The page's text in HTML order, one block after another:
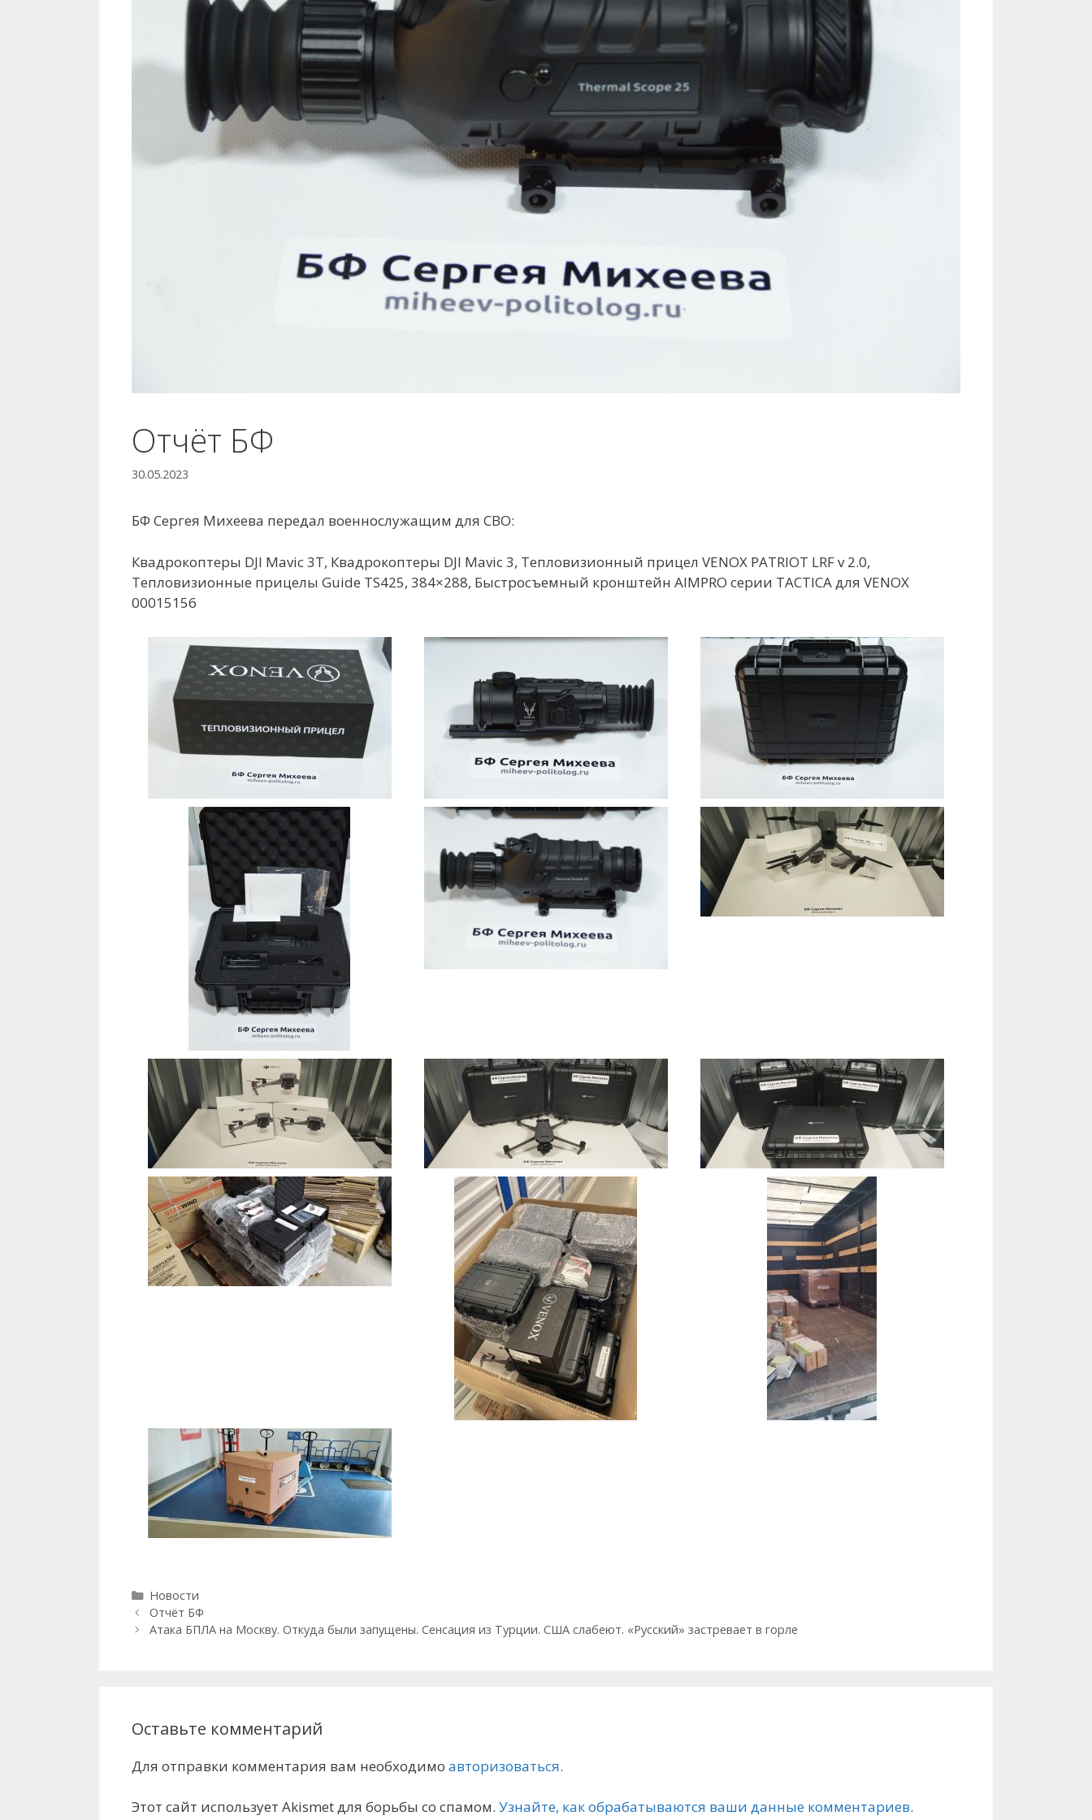
Отчёт БФ
30.05.2023
БФ Сергея Михеева передал военнослужащим для СВО:
Квадрокоптеры DJI Mavic 3T, Квадрокоптеры DJI Mavic 3, Тепловизионный прицел VENOX PATRIOT LRF v 2.0,
Тепловизионные прицелы Guide TS425, 384×288, Быстросъемный кронштейн AIMPRO серии TACTICA для VENOX
00015156
Рубрики
Новости
Отчёт БФ
Атака БПЛА на Москву. Откуда были запущены. Сенсация из Турции. США слабеют. «Русский» застревает в горле
Оставьте комментарий
Для отправки комментария вам необходимо авторизоваться.
Этот сайт использует Akismet для борьбы со спамом. Узнайте, как обрабатываются ваши данные комментариев.